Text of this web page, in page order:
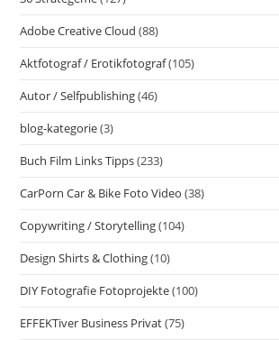
Adobe Creative Cloud (88)
Aktfotograf / Erotikfotograf(105)
Autor / Selfpublishing(46)
blog-kategorie(3)
Buch Film Links Tipps(233)
CarPorn Car & Bike Foto Video (38)
Copywriting / Storytelling(104)
Design Shirts & Clothing(10)
DIY Fotografie Fotoprojekte(100)
EFFEKTiver Business Privat(75)